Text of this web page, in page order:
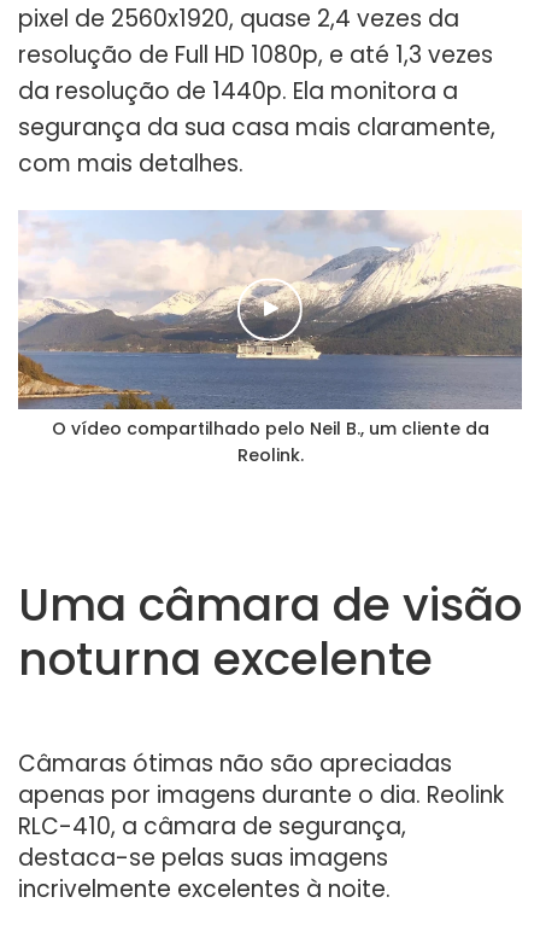
pixel de 2560x1920, quase 2,4 vezes da
resolução de Full HD 1080p, e até 1,3 vezes
da resolução de 1440p. Ela monitora a
segurança da sua casa mais claramente,
com mais detalhes.
O vídeo compartilhado pelo Neil B., um cliente da
Reolink.
Uma câmara de visão
noturna excelente
Câmaras ótimas não são apreciadas
apenas por imagens durante o dia. Reolink
RLC-410, a câmara de segurança,
destaca-se pelas suas imagens
incrivelmente excelentes à noite.